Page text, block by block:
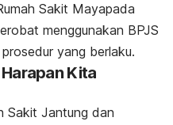
Sakit Mayapada
menggunakan BPJS
yang berlaku.
Kita
Sakit Jantung dan